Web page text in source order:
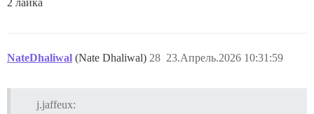
NateDhaliwal (Nate Dhaliwal) 23.Апрель.2026 10:31:59
28
j.jaffeux: